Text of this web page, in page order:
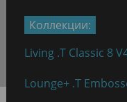
Коллекции:
Living .T Classic 8
Lounge+ .T